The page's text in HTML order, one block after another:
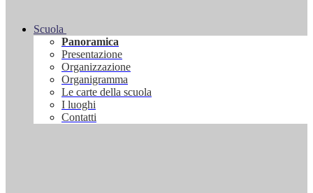
Scuola
Panoramica
Presentazione
Organizzazione
Organigramma
Le carte della scuola
I luoghi
Contatti